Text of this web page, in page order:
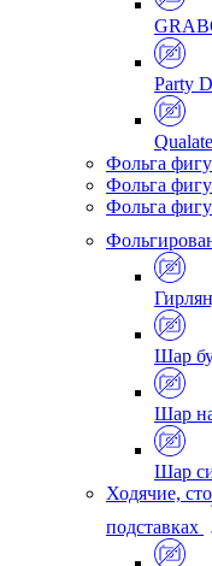
Party
Фольга
Фольга
Фольга
Шар
Шар
Шар
Ходячие,
подставках